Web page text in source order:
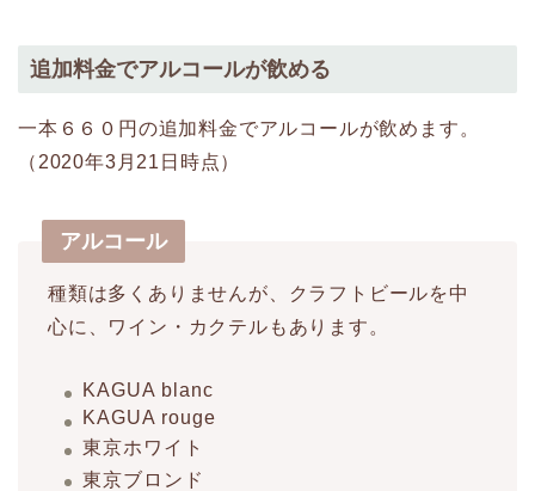
追加料金でアルコールが飲める
一本６６０円の追加料金でアルコールが飲めます。
（2020年3月21日時点）
アルコール
種類は多くありませんが、クラフトビールを中
心に、ワイン・カクテルもあります。
KAGUA blanc
KAGUA rouge
東京ホワイト
東京ブロンド